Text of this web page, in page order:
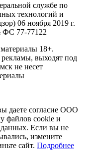
службе по
технологий и
06 ноября 2019 г.
ФС 77-77122
18+.
выходят под
не несет
даете согласие ООО
файлов cookie и
данных. Если вы не
измените
сайт. Подробнее